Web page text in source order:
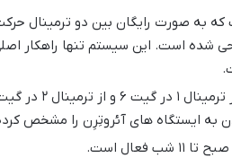
که به صورت رایگان بین دو ترمینال
شده است. این سیستم تنها راهکار
به ایستگاه های آئروتِرِن را مشخص